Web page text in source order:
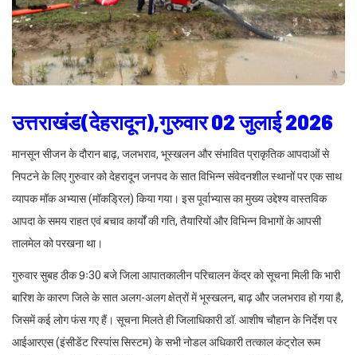
उत्तराखंड(देहरादून),गुरुवार 02 जुलाई 2026
मानसून सीजन के दौरान बाढ़, जलभराव, भूस्खलन और संभावित प्राकृतिक आपदाओं से
निपटने के लिए गुरुवार को देहरादून जनपद के सात विभिन्न संवेदनशील स्थानों पर एक साथ
व्यापक मॉक अभ्यास (मॉकड्रिल) किया गया। इस पूर्वाभ्यास का मुख्य उद्देश्य वास्तविक
आपदा के समय राहत एवं बचाव कार्यों की गति, तैयारियों और विभिन्न विभागों के आपसी
तालमेल को परखना था।
गुरुवार सुबह ठीक 9ः30 बजे जिला आपातकालीन परिचालन केंद्र को सूचना मिली कि भारी
बारिश के कारण जिले के सात अलग-अलग क्षेत्रों में भूस्खलन, बाढ़ और जलभराव हो गया है,
जिसमें कई लोग फंस गए हैं। सूचना मिलते ही जिलाधिकारी डॉ. आशीष चौहान के निर्देश पर
आईआरएस (इंसीडेंट रिस्पांस सिस्टम) के सभी नोडल अधिकारी तत्काल कंट्रोल रूम